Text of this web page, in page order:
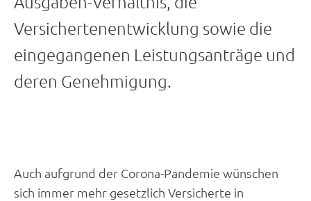
Versichertenentwicklung sowie die
eingegangenen Leistungsanträge und
deren Genehmigung.
Auch aufgrund der Corona-Pandemie wünschen
sich immer mehr gesetzlich Versicherte in